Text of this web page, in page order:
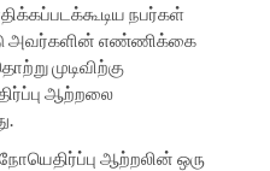
நபர்கள்
அவர்களின் எண்ணிக்கை
முடிவிற்கு
ஆற்றலை
ஆற்றலின் ஒரு